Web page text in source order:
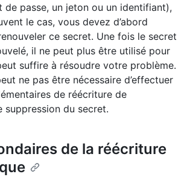
de passe, un jeton ou un identifiant),
le cas, vous devez d’abord
ce secret. Une fois le secret
il ne peut plus être utilisé pour
suffire à résoudre votre problème.
ne pas être nécessaire d’effectuer
de réécriture de
suppression du secret.
de la réécriture